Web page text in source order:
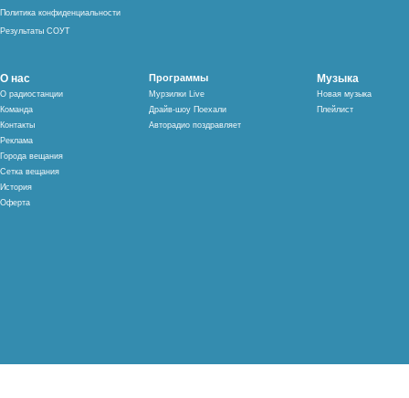
Политика конфиденциальности
Результаты СОУТ
О нас
О радиостанции
Команда
Контакты
Реклама
Города вещания
Сетка вещания
История
Оферта
Программы
Мурзилки Live
Драйв-шоу Поехали
Авторадио поздравляет
Музыка
Новая музыка
Плейлист